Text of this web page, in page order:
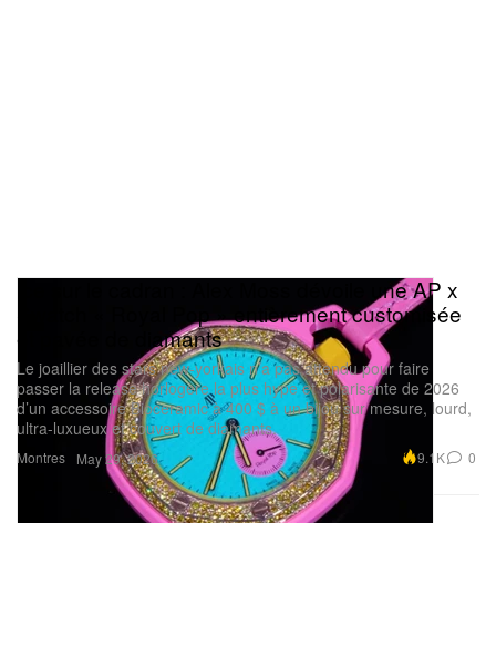
Montres
Ice sur le cadran : Alex Moss dévoile une AP x
Swatch « Royal Pop » entièrement customisée
et pavée de diamants
Le joaillier des stars new-yorkais n’a pas attendu pour faire
passer la release horlogère la plus hype et polarisante de 2026
d’un accessoire Bioceramic à 400 $ à un bijou sur mesure, lourd,
ultra-luxueux et couvert de diamants.
May 29, 2026 9.1K 0